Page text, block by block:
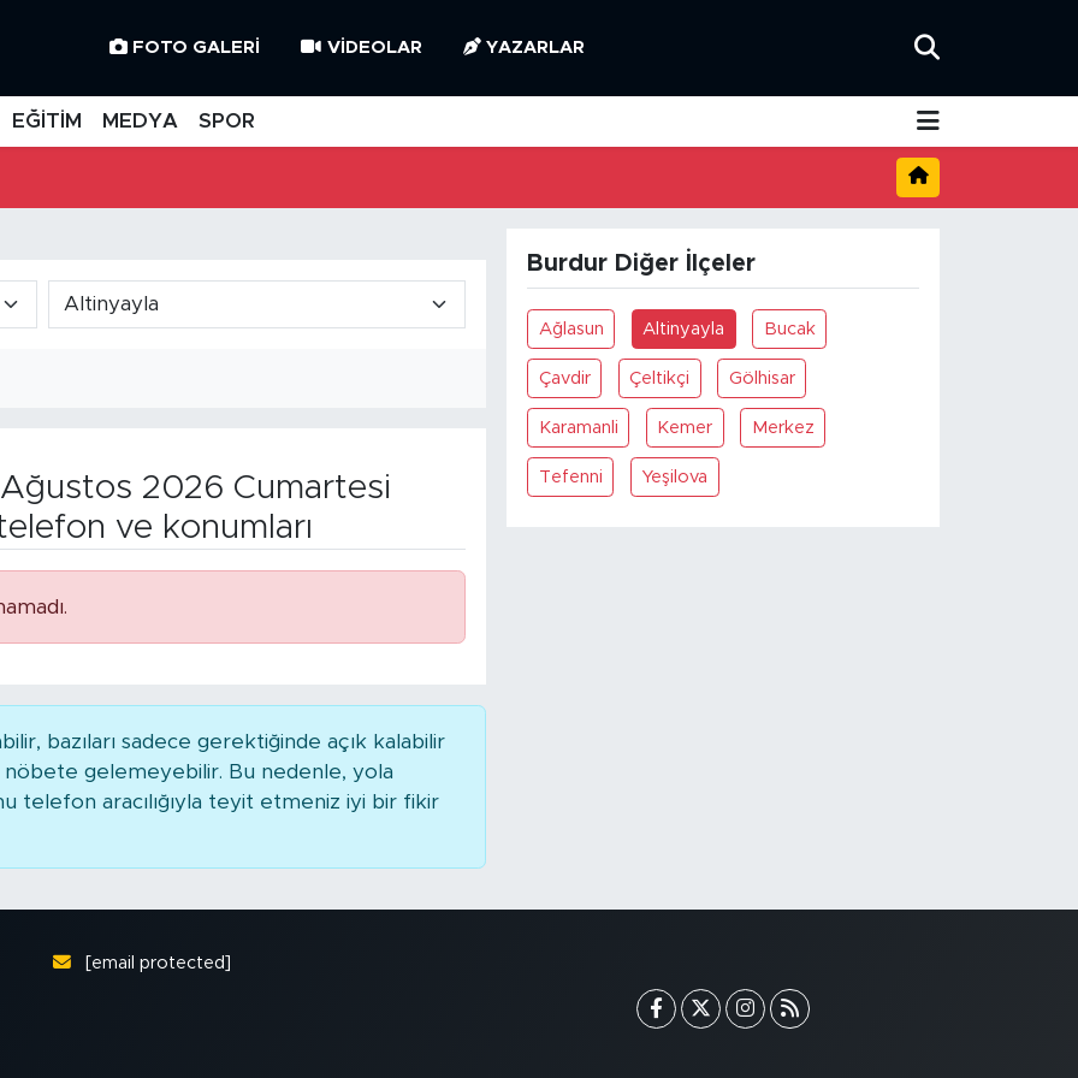
FOTO GALERI VIDEOLAR YAZARLAR
EĞİTİM MEDYA SPOR
2026 Cumartesi
ve konumları
bazıları sadece gerektiğinde açık kalabilir
gelemeyebilir. Bu nedenle, yola
telefon aracılığıyla teyit etmeniz iyi bir fikir
Burdur Diğer İlçeler
Ağlasun Altinyayla Bucak
Çavdir Çeltikçi Gölhisar
Karamanli Kemer Merkez
Tefenni Yeşilova
[email protected]